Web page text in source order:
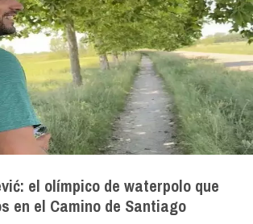
el olímpico de waterpolo que
en el Camino de Santiago